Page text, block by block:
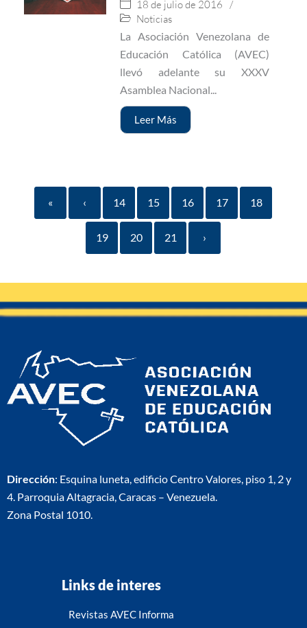
18 de julio de 2016 /
Noticias
La Asociación Venezolana de
Educación Católica (AVEC)
llevó adelante su XXXV
Asamblea Nacional...
Leer Más
« ‹ 14 15 16 17 18
19 20 21 ›
Dirección: Esquina luneta, edificio Centro Valores, piso 1, 2 y
4. Parroquia Altagracia, Caracas – Venezuela.
Zona Postal 1010.
Links de interes
Revistas AVEC Informa